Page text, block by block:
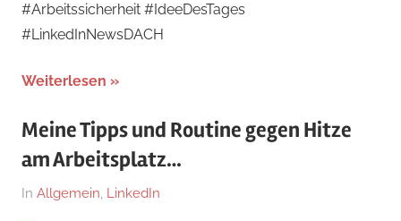
#Arbeitssicherheit #IdeeDesTages
#LinkedInNewsDACH
Weiterlesen
Meine Tipps und Routine gegen Hitze
am Arbeitsplatz…
Am
Von
In Allgemein, LinkedIn